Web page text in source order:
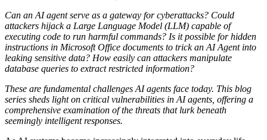
Can an AI agent serve as a gateway for cyberattacks? Could
attackers hijack a Large Language Model (LLM) capable of
executing code to run harmful commands? Is it possible for hidden
instructions in Microsoft Office documents to trick an AI Agent into
leaking sensitive data? How easily can attackers manipulate
database queries to extract restricted information?
These are fundamental challenges AI agents face today. This blog
series sheds light on critical vulnerabilities in AI agents, offering a
comprehensive examination of the threats that lurk beneath
seemingly intelligent responses.